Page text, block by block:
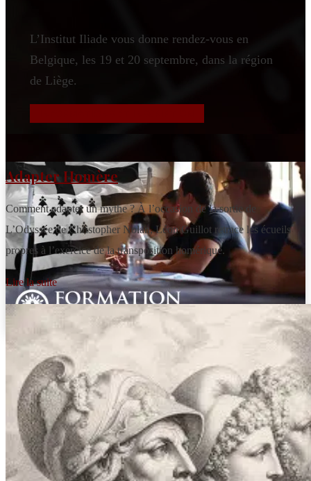
L’Institut Iliade vous donne rendez-vous en
Belgique, les 19 et 20 septembre, dans la région
de Liège.
Nouvelle
formation en
Adapter Homère
Comment adapter un mythe ? À l’occasion de la sortie de
L’Odyssée de Christopher Nolan, Léon Guillot retrace les écueils
propres à l’exercice de la transposition homérique.
Lire la suite